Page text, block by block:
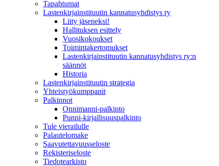
Tapahtumat
Lastenkirjainstituutin kannatusyhdistys ry
Liity jäseneksi!
Hallituksen esittely
Vuosikokoukset
Toimintakertomukset
Lastenkirjainstituutin kannatusyhdistys ry:n
säännöt
Historia
Lastenkirjainstituutin strategia
Yhteistyökumppanit
Palkinnot
Onnimanni-palkinto
Punni-kirjallisuuspalkinto
Tule vierailulle
Palautelomake
Saavutettavuusseloste
Rekisteriseloste
Tiedotearkisto